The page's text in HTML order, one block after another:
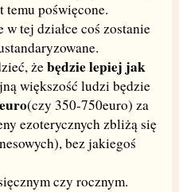
temu poświęcone.
w tej działce coś zostanie
żebędzie lepiej jak
większość ludzi będzie
(czy 350-750euro) za
ezoterycznych zbliżą się
bez jakiegoś
czy rocznym.